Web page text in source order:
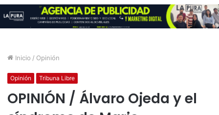
Inicio / Opinión
Opinión Tribuna Libre
OPINIÓN / Álvaro Ojeda y el